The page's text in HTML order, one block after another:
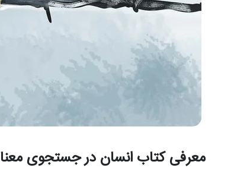
معرفی کتاب انسان در جستجوی معنا